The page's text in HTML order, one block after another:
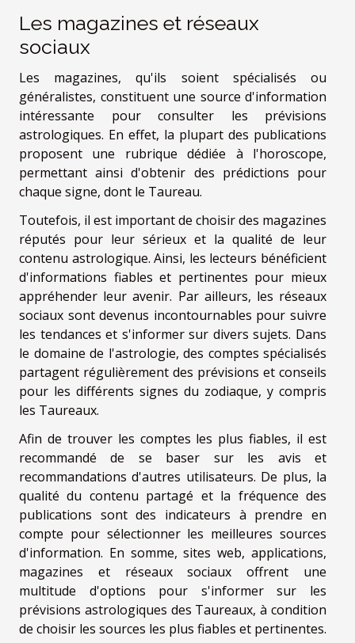
Les magazines et réseaux
sociaux
Les magazines, qu'ils soient spécialisés ou
généralistes, constituent une source d'information
intéressante pour consulter les prévisions
astrologiques. En effet, la plupart des publications
proposent une rubrique dédiée à l'horoscope,
permettant ainsi d'obtenir des prédictions pour
chaque signe, dont le Taureau.
Toutefois, il est important de choisir des magazines
réputés pour leur sérieux et la qualité de leur
contenu astrologique. Ainsi, les lecteurs bénéficient
d'informations fiables et pertinentes pour mieux
appréhender leur avenir. Par ailleurs, les réseaux
sociaux sont devenus incontournables pour suivre
les tendances et s'informer sur divers sujets. Dans
le domaine de l'astrologie, des comptes spécialisés
partagent régulièrement des prévisions et conseils
pour les différents signes du zodiaque, y compris
les Taureaux.
Afin de trouver les comptes les plus fiables, il est
recommandé de se baser sur les avis et
recommandations d'autres utilisateurs. De plus, la
qualité du contenu partagé et la fréquence des
publications sont des indicateurs à prendre en
compte pour sélectionner les meilleures sources
d'information. En somme, sites web, applications,
magazines et réseaux sociaux offrent une
multitude d'options pour s'informer sur les
prévisions astrologiques des Taureaux, à condition
de choisir les sources les plus fiables et pertinentes.